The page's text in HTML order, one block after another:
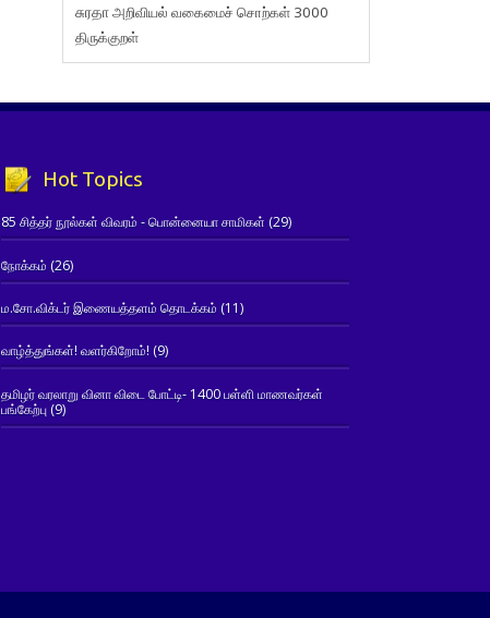
சுரதாஅறிவியல் வகைமைச் சொற்கள் 3000
திருக்குறள்
Hot Topics
85 சித்தர் நூல்கள் விவரம் - பொன்னையா சாமிகள் (29)
நோக்கம் (26)
ம.சோ.விக்டர் இணையத்தளம் தொடக்கம் (11)
வாழ்த்துங்கள்! வளர்கிறோம்! (9)
தமிழர் வரலாறு வினா விடை போட்டி- 1400 பள்ளி மாணவர்கள்
பங்கேற்பு(9)